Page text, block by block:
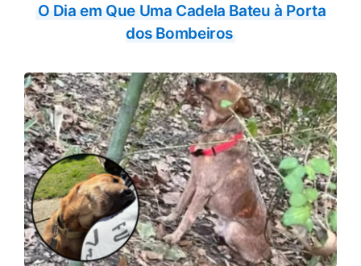
O Dia em Que Uma Cadela Bateu à Porta
dos Bombeiros